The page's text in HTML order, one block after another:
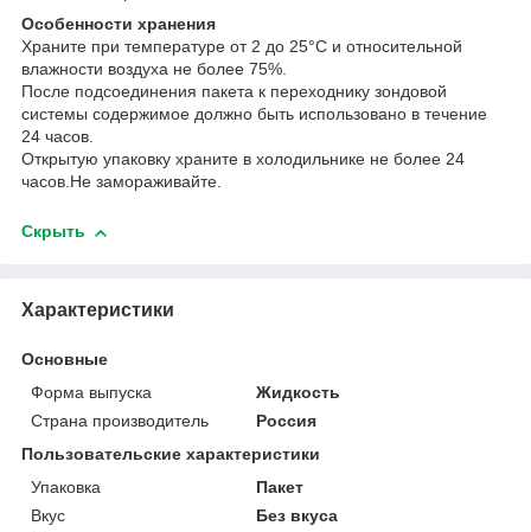
Особенности хранения
Храните при температуре от 2 до 25°С и относительной
влажности воздуха не более 75%.
После подсоединения пакета к переходнику зондовой
системы содержимое должно быть использовано в течение
24 часов.
Открытую упаковку храните в холодильнике не более 24
часов.Не замораживайте.
Скрыть
Характеристики
Основные
Форма выпуска
Жидкость
Страна производитель
Россия
Пользовательские характеристики
Упаковка
Пакет
Вкус
Без вкуса